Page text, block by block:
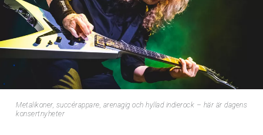
Metalikoner, succérappare, arenagig och hyllad indierock – här är dagens
konsertnyheter